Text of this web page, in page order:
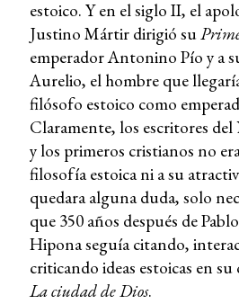
estoico. Y en el siglo II, el
Justino Mártir dirigió su
emperador Antonino Pío y a
Aurelio, el hombre que
filósofo estoico como
Claramente, los escritores
y los primeros cristianos no
filosofía estoica ni a su
quedara alguna duda, solo
que 350 años después de
Hipona seguía citando,
criticando ideas estoicas en
La ciudad de Dios.